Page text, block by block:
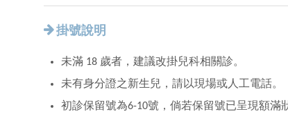
掛號說明
未滿 18 歲者，建議改掛兒科相關診。
未有身分證之新生兒，請以現場或人工電話。
初診保留號為6-10號，倘若保留號已呈現額